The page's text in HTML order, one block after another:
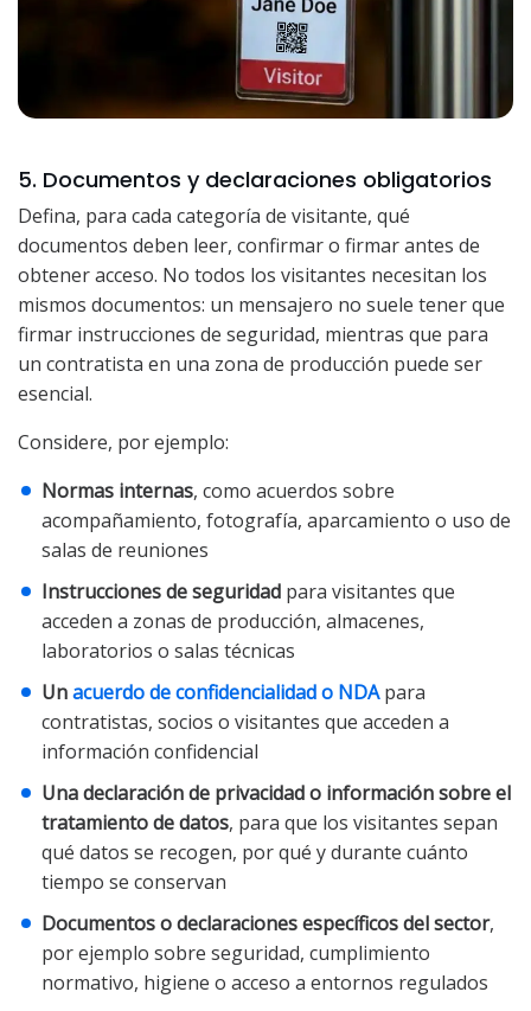
5. Documentos y declaraciones obligatorios
Defina, para cada categoría de visitante, qué
documentos deben leer, confirmar o firmar antes de
obtener acceso. No todos los visitantes necesitan los
mismos documentos: un mensajero no suele tener que
firmar instrucciones de seguridad, mientras que para
un contratista en una zona de producción puede ser
esencial.
Considere, por ejemplo:
Normas internas, como acuerdos sobre
acompañamiento, fotografía, aparcamiento o uso de
salas de reuniones
Instrucciones de seguridad para visitantes que
acceden a zonas de producción, almacenes,
laboratorios o salas técnicas
Unacuerdo de confidencialidad o NDApara
contratistas, socios o visitantes que acceden a
información confidencial
Una declaración de privacidad o información sobre el
tratamiento de datos, para que los visitantes sepan
qué datos se recogen, por qué y durante cuánto
tiempo se conservan
Documentos o declaraciones específicos del sector,
por ejemplo sobre seguridad, cumplimiento
normativo, higiene o acceso a entornos regulados